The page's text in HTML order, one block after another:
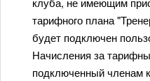
тарифного плана
будет подключен
Начисления за
подключенный членам